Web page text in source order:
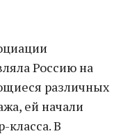
Россию на
различных
ей начали
класса. В